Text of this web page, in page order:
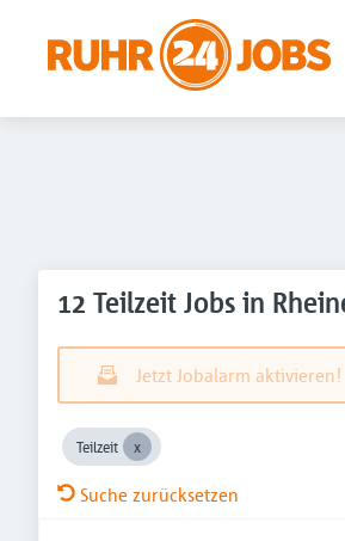
12 Teilzeit Jobs in
Jetzt Jobalarm aktivieren!
Teilzeit
Suche zurücksetzen